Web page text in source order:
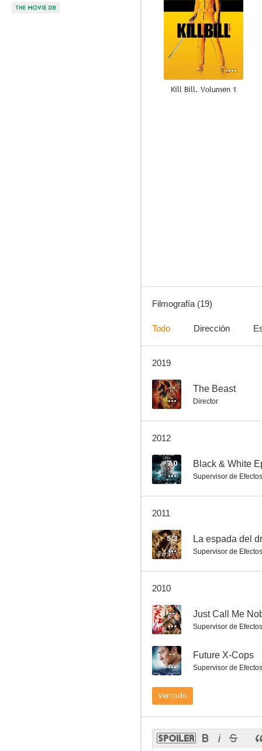
Kill Bill. Volumen 1
7.0
--
Filmografía (19)
Todo Dirección
2019
-- The Beast
Director
2012
7.0
Supervisor de
2011
5.3 La espada del
Supervisor de
2010
-- Just Call Me
Supervisor de
-- Future X-Cops
Supervisor de
Ver todo